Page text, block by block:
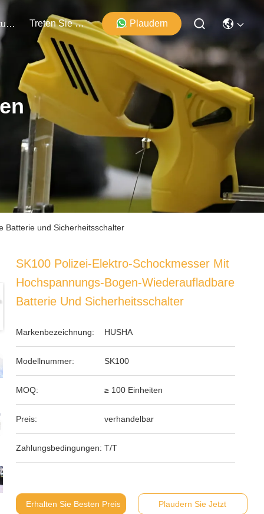
Veranstaltungen Treten Sie Mit Uns In Verbindung Plaudern
Batterie und Sicherheitsschalter
SK100 Polizei-Elektro-Schockmesser Mit
Hochspannungs-Bogen-Wiederaufladbare
Batterie Und Sicherheitsschalter
Markenbezeichnung: HUSHA
Modellnummer: SK100
MOQ: ≥ 100 Einheiten
Preis: verhandelbar
Zahlungsbedingungen: T/T
Erhalten Sie Besten Preis Plaudern Sie Jetzt